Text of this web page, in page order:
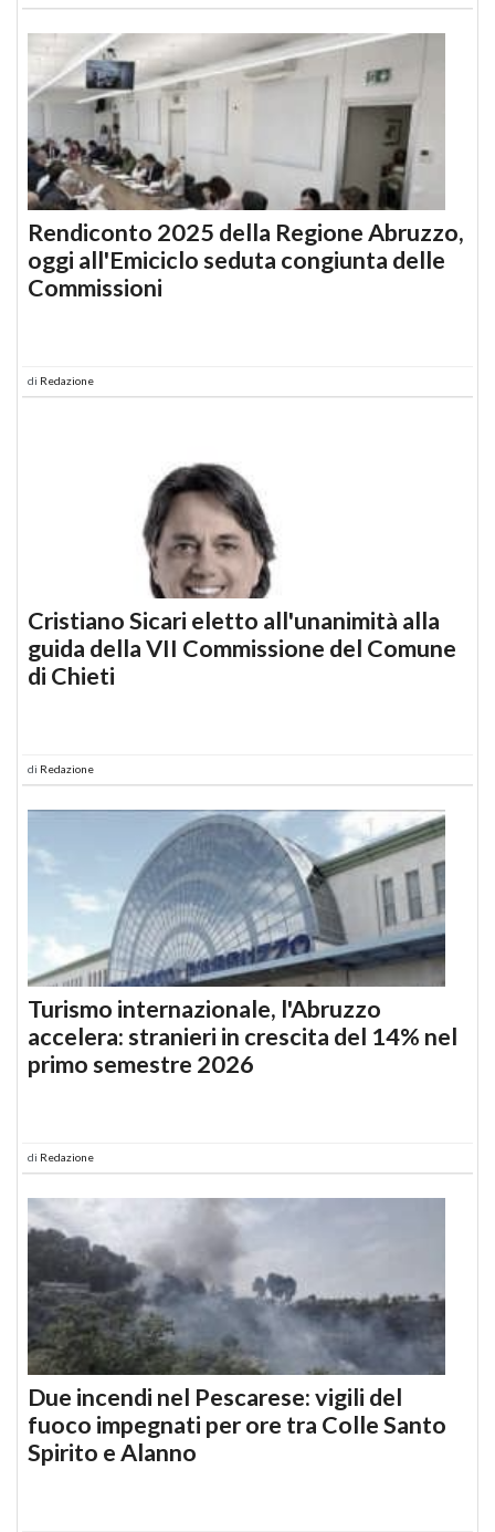
Rendiconto 2025 della Regione Abruzzo,
oggi all'Emiciclo seduta congiunta delle
Commissioni
di Redazione
Cristiano Sicari eletto all'unanimità alla
guida della VII Commissione del Comune
di Chieti
di Redazione
Turismo internazionale, l'Abruzzo
accelera: stranieri in crescita del 14% nel
primo semestre 2026
di Redazione
Due incendi nel Pescarese: vigili del
fuoco impegnati per ore tra Colle Santo
Spirito e Alanno